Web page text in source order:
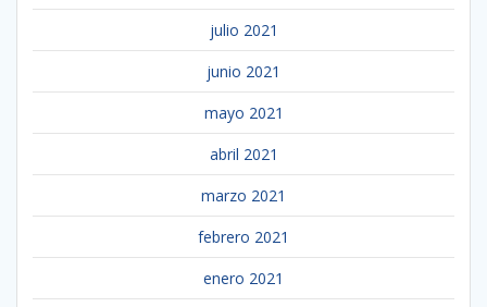
julio 2021
junio 2021
mayo 2021
abril 2021
marzo 2021
febrero 2021
enero 2021